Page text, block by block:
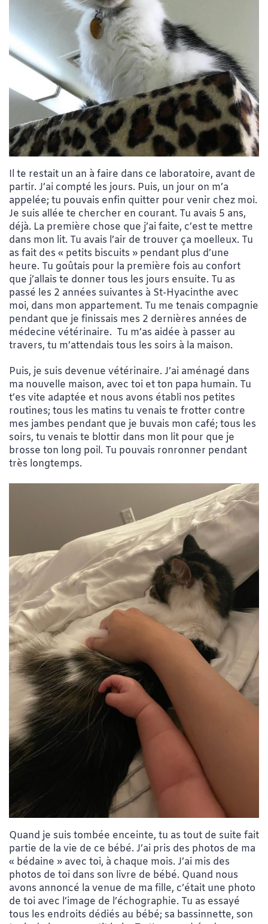
Il te restait un an à faire dans ce laboratoire, avant de
partir. J’ai compté les jours. Puis, un jour on m’a
appelée; tu pouvais enfin quitter pour venir chez moi.
Je suis allée te chercher en courant. Tu avais 5 ans,
déjà. La première chose que j’ai faite, c’est te mettre
dans mon lit. Tu avais l’air de trouver ça moelleux. Tu
as fait des « petits biscuits » pendant plus d’une
heure. Tu goûtais pour la première fois au confort
que j’allais te donner tous les jours ensuite. Tu as
passé les 2 années suivantes à St-Hyacinthe avec
moi, dans mon appartement. Tu me tenais compagnie
pendant que je finissais mes 2 dernières années de
médecine vétérinaire. Tu m’as aidée à passer au
travers, tu m’attendais tous les soirs à la maison.
Puis, je suis devenue vétérinaire. J’ai aménagé dans
ma nouvelle maison, avec toi et ton papa humain. Tu
t’es vite adaptée et nous avons établi nos petites
routines; tous les matins tu venais te frotter contre
mes jambes pendant que je buvais mon café; tous les
soirs, tu venais te blottir dans mon lit pour que je
brosse ton long poil. Tu pouvais ronronner pendant
très longtemps.
Quand je suis tombée enceinte, tu as tout de suite fait
partie de la vie de ce bébé. J’ai pris des photos de ma
« bédaine » avec toi, à chaque mois. J’ai mis des
photos de toi dans son livre de bébé. Quand nous
avons annoncé la venue de ma fille, c’était une photo
de toi avec l’image de l’échographie. Tu as essayé
tous les endroits dédiés au bébé; sa bassinnette, son